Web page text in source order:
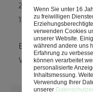
Zingster Straße 2
13357 Berlin-
E-Mail:
Webseite:
Wenn Sie unter 16
zu freiwilligen
verwenden Cookies
unserer Website.
während andere uns
Erfahrung zu
können verarbeitet
personalisierte
Inhaltsmessung.
Verwendung Ihrer
unserer